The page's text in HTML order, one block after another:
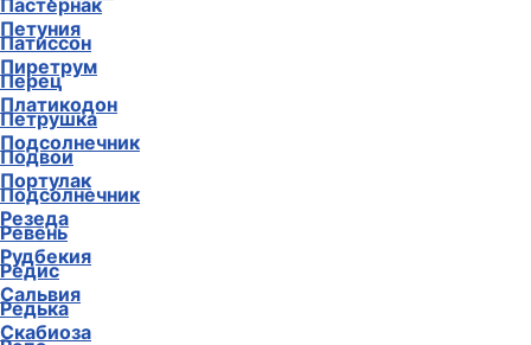
Петуния
Пиретрум
Платикодон
Подсолнечник
Портулак
Резеда
Рудбекия
Сальвия
Скабиоза
Пастернак
Патиссон
Перец
Петрушка
Подвои
Подсолнечник
Ревень
Редис
Редька